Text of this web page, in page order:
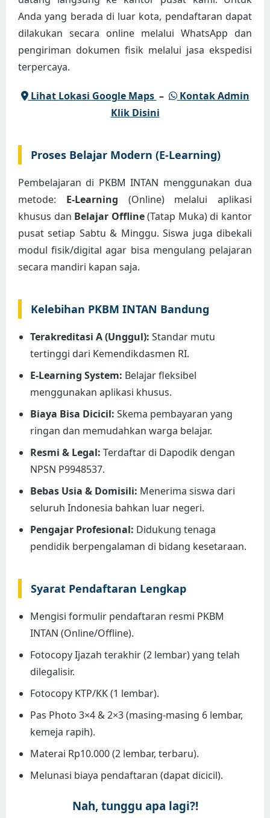
Anda yang berada di luar kota, pendaftaran dapat
dilakukan secara online melalui WhatsApp dan
pengiriman dokumen fisik melalui jasa ekspedisi
terpercaya.
Lihat Lokasi Google Maps –
Kontak Admin
Klik Disini
Proses Belajar Modern (E-Learning)
Pembelajaran di PKBM INTAN menggunakan dua
metode: E-Learning (Online) melalui aplikasi
khusus dan Belajar Offline(Tatap Muka) di kantor
pusat setiap Sabtu & Minggu. Siswa juga dibekali
modul fisik/digital agar bisa mengulang pelajaran
secara mandiri kapan saja.
Kelebihan PKBM INTAN Bandung
Terakreditasi A (Unggul): Standar mutu
tertinggi dari Kemendikdasmen RI.
E-Learning System: Belajar fleksibel
menggunakan aplikasi khusus.
Biaya Bisa Dicicil: Skema pembayaran yang
ringan dan memudahkan warga belajar.
Resmi & Legal: Terdaftar di Dapodik dengan
NPSN P9948537.
Bebas Usia & Domisili: Menerima siswa dari
seluruh Indonesia bahkan luar negeri.
Pengajar Profesional: Didukung tenaga
pendidik berpengalaman di bidang kesetaraan.
Syarat Pendaftaran Lengkap
Mengisi formulir pendaftaran resmi PKBM
INTAN (Online/Offline).
Fotocopy Ijazah terakhir (2 lembar) yang telah
dilegalisir.
Fotocopy KTP/KK (1 lembar).
Pas Photo 3×4 & 2×3 (masing-masing 6 lembar,
kemeja rapih).
Materai Rp10.000 (2 lembar, terbaru).
Melunasi biaya pendaftaran (dapat dicicil).
Nah, tunggu apa lagi?!